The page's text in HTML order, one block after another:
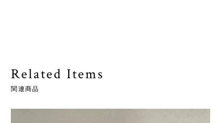
Related Items
関連商品